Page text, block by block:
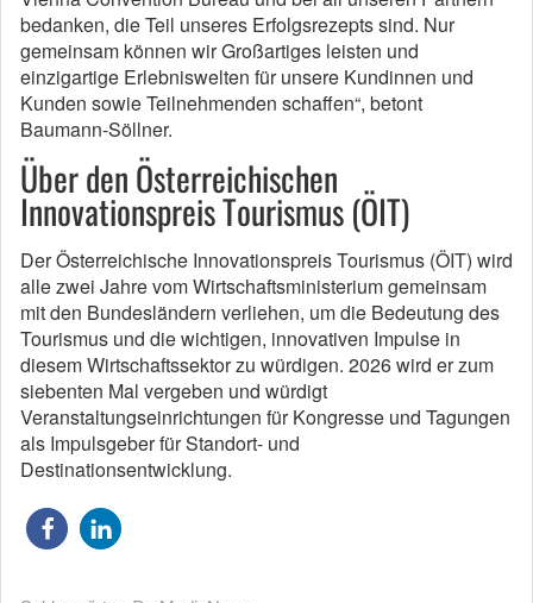
bedanken, die Teil unseres Erfolgsrezepts sind. Nur
gemeinsam können wir Großartiges leisten und
einzigartige Erlebniswelten für unsere Kundinnen und
Kunden sowie Teilnehmenden schaffen“, betont
Baumann-Söllner.
Über den Österreichischen
Innovationspreis Tourismus (ÖIT)
Der Österreichische Innovationspreis Tourismus (ÖIT) wird
alle zwei Jahre vom Wirtschaftsministerium gemeinsam
mit den Bundesländern verliehen, um die Bedeutung des
Tourismus und die wichtigen, innovativen Impulse in
diesem Wirtschaftssektor zu würdigen. 2026 wird er zum
siebenten Mal vergeben und würdigt
Veranstaltungseinrichtungen für Kongresse und Tagungen
als Impulsgeber für Standort- und
Destinationsentwicklung.